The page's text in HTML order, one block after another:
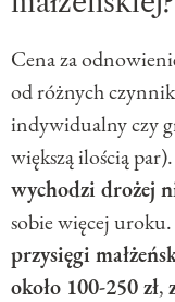
Cena za
od różnych
indywidualny czy
większą ilością par).
wychodzi drożej
sobie więcej uroku.
przysięgi
około 100-250 zł,